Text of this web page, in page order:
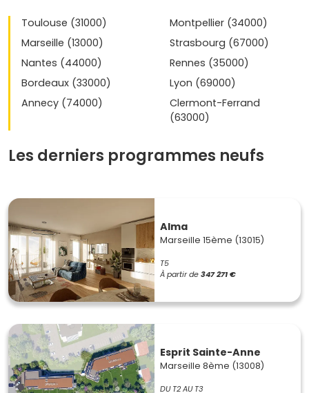
Toulouse (31000)
Montpellier (34000)
Marseille (13000)
Strasbourg (67000)
Nantes (44000)
Rennes (35000)
Bordeaux (33000)
Lyon (69000)
Annecy (74000)
Clermont-Ferrand
(63000)
Les derniers programmes neufs
Alma
Marseille 15ème (13015)
T5
À partir de347 271 €
Esprit Sainte-Anne
Marseille 8ème (13008)
DU T2 AU T3